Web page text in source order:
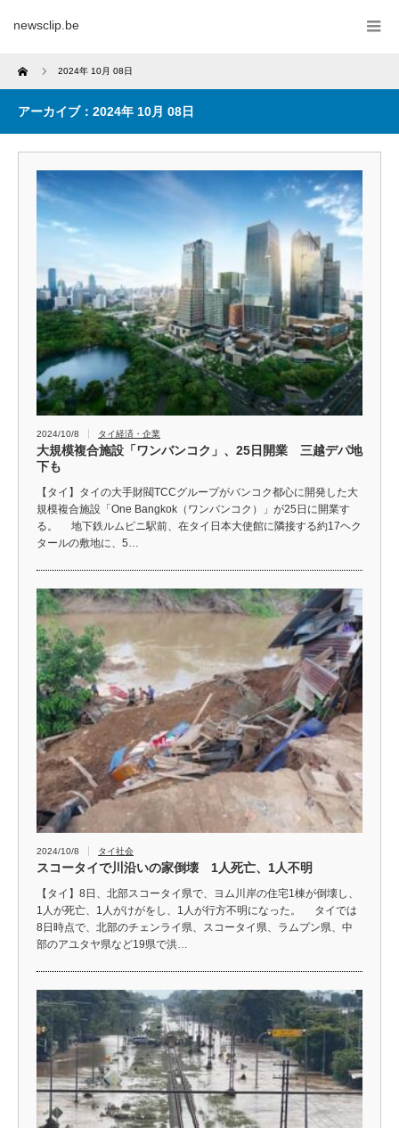
newsclip.be
Home 2024年 10月 08日
アーカイブ：2024年 10月 08日
2024/10/8 タイ経済・企業
大規模複合施設「ワンバンコク」、25日開業 三越デパ地
下も
【タイ】タイの大手財閥TCCグループがバンコク都心に開発した大
規模複合施設「One Bangkok（ワンバンコク）」が25日に開業す
る。 地下鉄ルムピニ駅前、在タイ日本大使館に隣接する約17ヘク
タールの敷地に、5…
2024/10/8 タイ社会
スコータイで川沿いの家倒壊 1人死亡、1人不明
【タイ】8日、北部スコータイ県で、ヨム川岸の住宅1棟が倒壊し、
1人が死亡、1人がけがをし、1人が行方不明になった。 タイでは
8日時点で、北部のチェンライ県、スコータイ県、ラムプン県、中
部のアユタヤ県など19県で洪…